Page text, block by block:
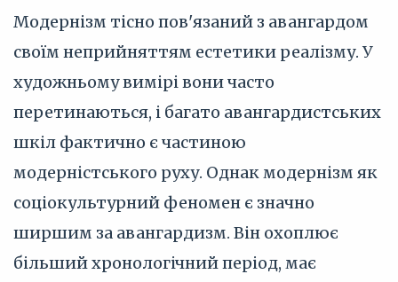
Модернізм тісно пов'язаний з авангардом
своїм неприйняттям естетики реалізму. У
художньому вимірі вони часто
перетинаються, і багато авангардистських
шкіл фактично є частиною
модерністського руху. Однак модернізм як
соціокультурний феномен є значно
ширшим за авангардизм. Він охоплює
більший хронологічний період, має